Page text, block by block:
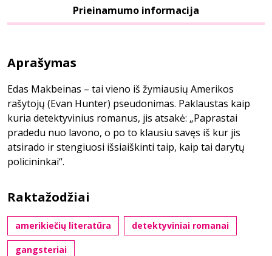
Prieinamumo informacija
Aprašymas
Edas Makbeinas – tai vieno iš žymiausių Amerikos
rašytojų (Evan Hunter) pseudonimas. Paklaustas kaip
kuria detektyvinius romanus, jis atsakė: „Paprastai
pradedu nuo lavono, o po to klausiu savęs iš kur jis
atsirado ir stengiuosi išsiaiškinti taip, kaip tai darytų
policininkai“.
Raktažodžiai
amerikiečių literatūra detektyviniai romanai
gangsteriai